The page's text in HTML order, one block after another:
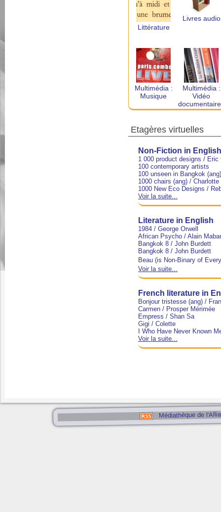
Littérature
Livres audio
Multimédia :
Musique
Multimédia :
Vidéo
Etagères virtuelles
Non-Fiction in English
1 000 product designs / Eric
100 contemporary artists
100 unseen in Bangkok (ang)
1000 chairs (ang) / Charlotte
1000 New Eco Designs /
Voir la suite...
Literature in English
1984 / George Orwell
African Psycho / Alain
Bangkok 8 / John Burdett
Bangkok 8 / John Burdett
Beau (is Non-Binary of
Voir la suite...
French literature in
Bonjour tristesse (ang) /
Carmen / Prosper Mérimée
Empress / Shan Sa
Gigi / Colette
I Who Have Never Known
Voir la suite...
Médiathèque de